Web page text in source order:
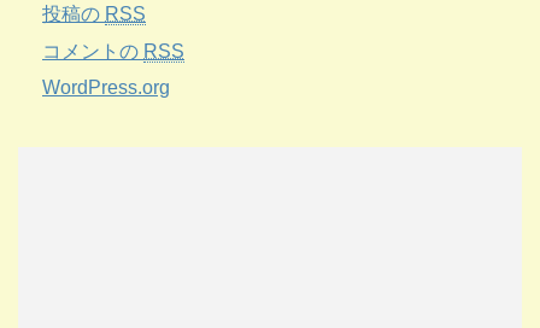
投稿の RSS
コメントの RSS
WordPress.org